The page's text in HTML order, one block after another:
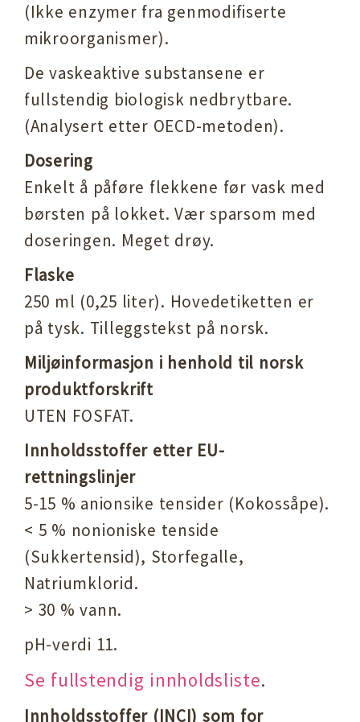
(Ikke enzymer fra genmodifiserte
mikroorganismer).
De vaskeaktive substansene er
fullstendig biologisk nedbrytbare.
(Analysert etter OECD-metoden).
Dosering
Enkelt å påføre flekkene før vask med
børsten på lokket. Vær sparsom med
doseringen. Meget drøy.
Flaske
250 ml (0,25 liter). Hovedetiketten er
på tysk. Tilleggstekst på norsk.
Miljøinformasjon i henhold til norsk
produktforskrift
UTEN FOSFAT.
Innholdsstoffer etter EU-
rettningslinjer
5-15 % anionsike tensider (Kokossåpe).
< 5 % nonioniske tenside
(Sukkertensid), Storfegalle,
Natriumklorid.
> 30 % vann.
pH-verdi 11.
Se fullstendig innholdsliste.
Innholdsstoffer (INCI) som for